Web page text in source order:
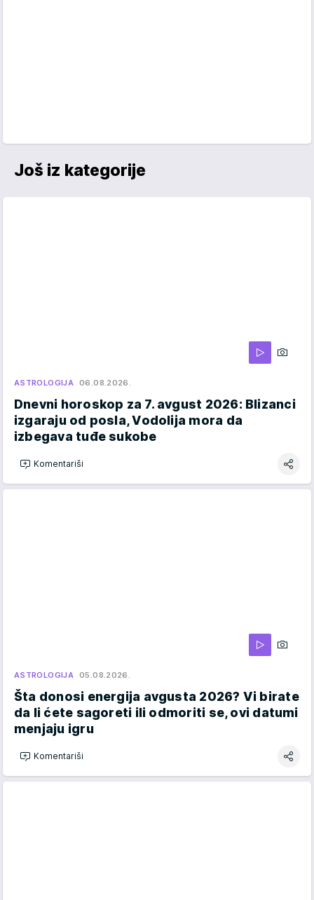
Još iz kategorije
ASTROLOGIJA 06.08.2026.
Dnevni horoskop za 7. avgust 2026: Blizanci
izgaraju od posla, Vodolija mora da
izbegava tuđe sukobe
Komentariši
ASTROLOGIJA 05.08.2026.
Šta donosi energija avgusta 2026? Vi birate
da li ćete sagoreti ili odmoriti se, ovi datumi
menjaju igru
Komentariši